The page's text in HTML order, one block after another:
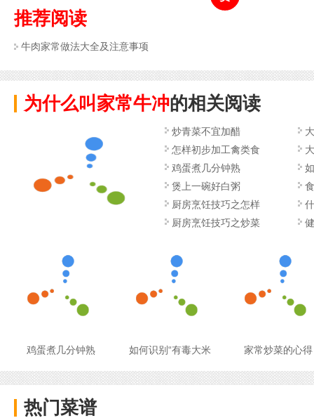
推荐阅读
牛肉家常做法大全及注意事项
为什么叫家常牛冲的相关阅读
炒青菜不宜加醋
怎样初步加工禽类食
鸡蛋煮几分钟熟
煲上一碗好白粥
厨房烹饪技巧之怎样
厨房烹饪技巧之炒菜
鸡蛋煮几分钟熟 如何识别“有毒大米 家常炒菜的心得
热门菜谱